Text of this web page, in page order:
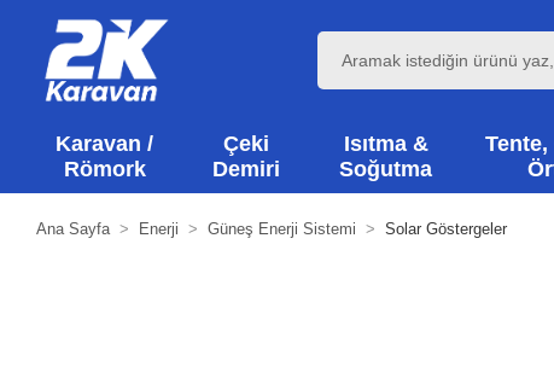
Karavan /
Römork
Çeki
Demiri
Isıtma &
Soğutma
Tente,
Ana Sayfa Enerji Güneş Enerji Sistemi Solar Göstergeler